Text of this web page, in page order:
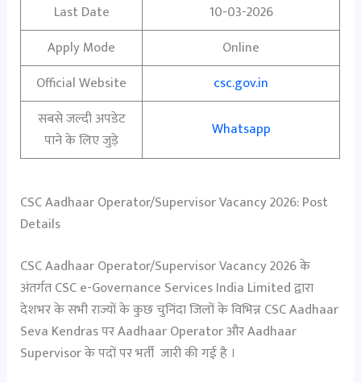
Last Date
10-03-2026
Apply Mode
Online
Official Website
csc.gov.in
सबसे जल्दी अपडेट
पाने के लिए जुड़े
Whatsapp
CSC Aadhaar Operator/Supervisor Vacancy 2026: Post
Details
CSC Aadhaar Operator/Supervisor Vacancy 2026 के
अंतर्गत CSC e-Governance Services India Limited द्वारा
देशभर के सभी राज्यों के कुछ चुनिंदा जिलों के विभिन्न CSC Aadhaar
Seva Kendras पर Aadhaar Operator और Aadhaar
Supervisor के पदों पर भर्ती जारी की गई है ।